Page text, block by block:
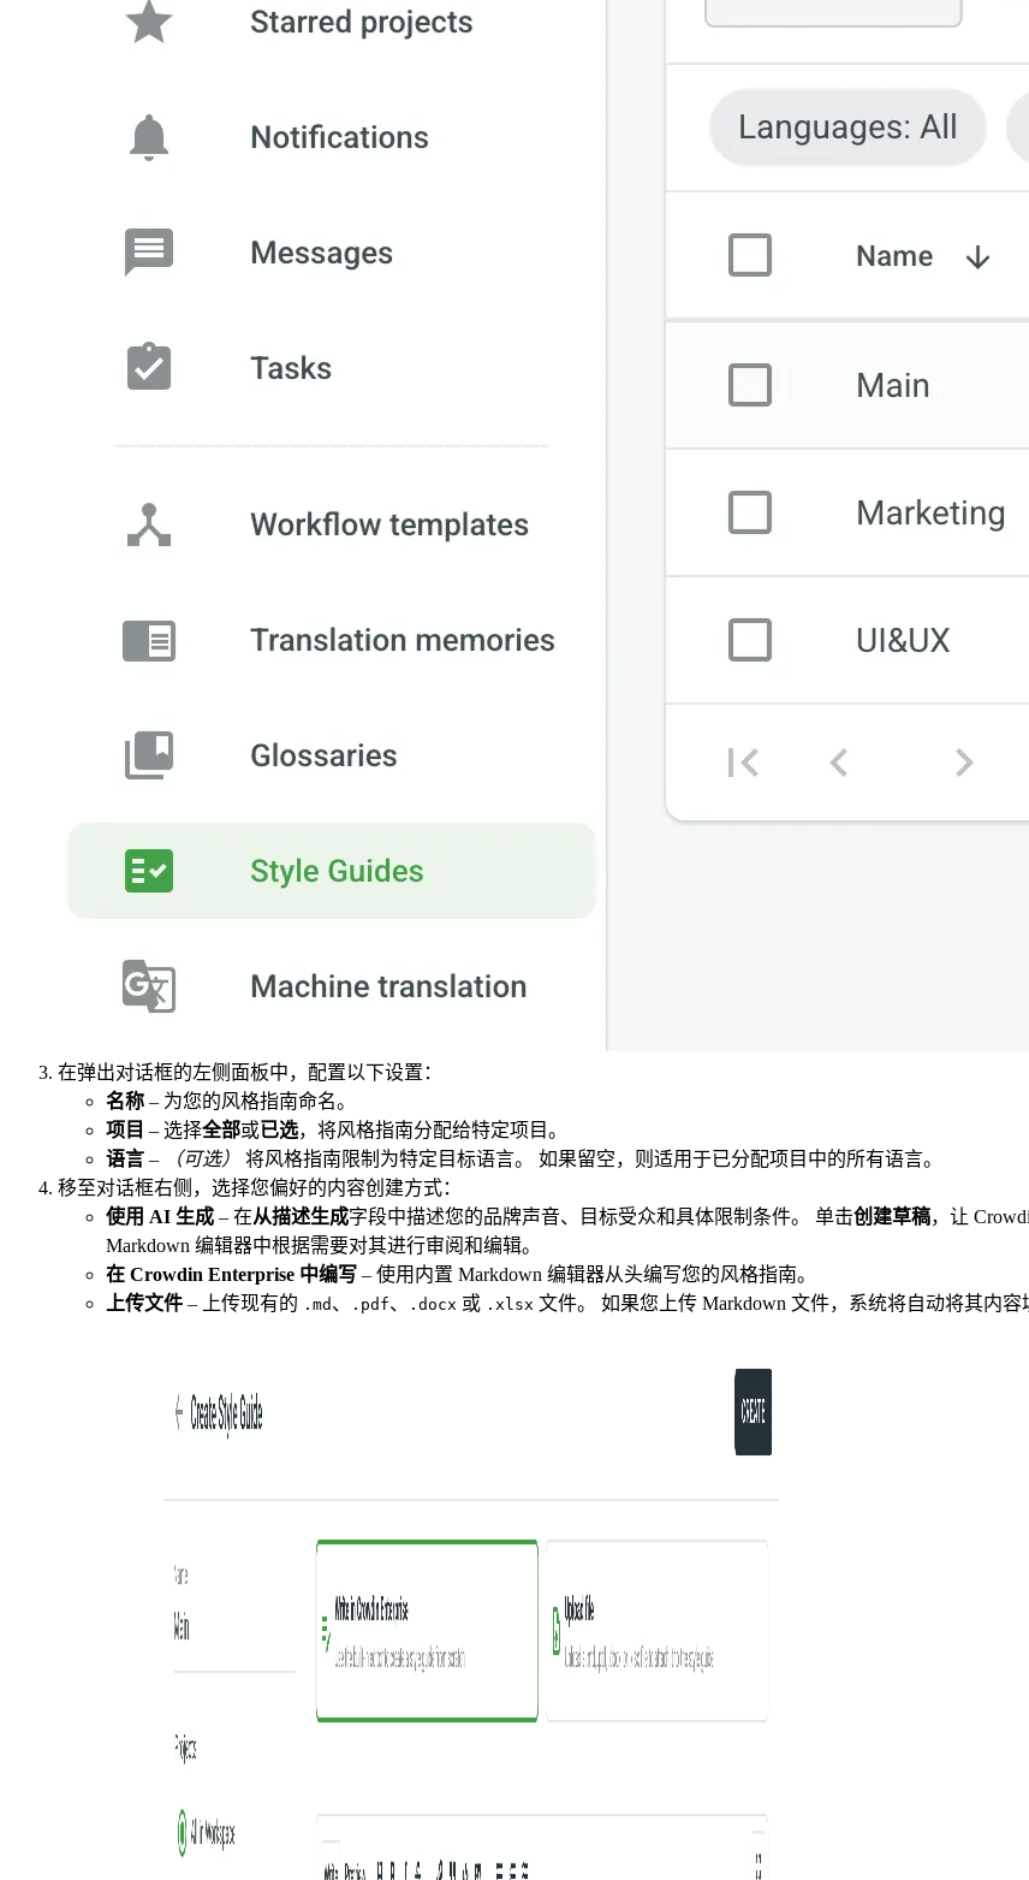
在弹出对话框的左侧面板中，配置以下设置：
名称 – 为您的风格指南命名。
项目 – 选择全部或已选，将风格指南分配给特定项目。
语言 – （可选）
将风格指南限制为特定目标语言。 如果留空，则适用于已分配项目中的所有语言。
移至对话框右侧，选择您偏好的内容创建方式：
使用 AI 生成 – 在从描述生成字段中描述您的品牌声音、目标受众和具体限制条件。 单击创建草稿，让
Markdown 编辑器中根据需要对其进行审阅和编辑。
在 Crowdin Enterprise 中编写 – 使用内置 Markdown 编辑器从头编写您的风格指南。
上传文件 – 上传现有的 .md 、 .pdf、 .docx 或 .xlsx 文件。 如果您上传 Markdown 文件，系统将自动将其内容